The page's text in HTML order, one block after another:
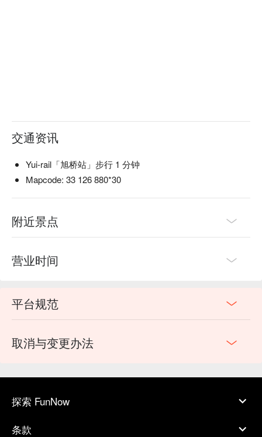
交通资讯
Yui-rail「旭桥站」步行 1 分钟
Mapcode: 33 126 880*30
附近景点
营业时间
平台规范
取消与变更办法
探索 FunNow
条款